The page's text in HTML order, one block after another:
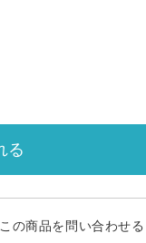
この商品を問い合わせる